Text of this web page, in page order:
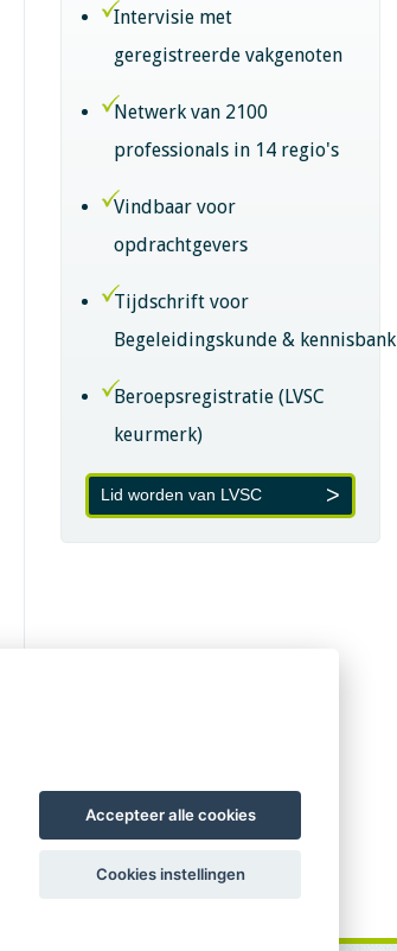
Intervisie met
geregistreerde vakgenoten
Netwerk van 2100
professionals in 14 regio's
Vindbaar voor
opdrachtgevers
Tijdschrift voor
Begeleidingskunde & kennisbank
Beroepsregistratie (LVSC
keurmerk)
Lid worden van LVSC
Accepteer alle cookies
Cookies instellingen